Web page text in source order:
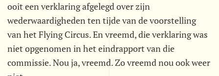
ooit een verklaring afgelegd over zijn
wederwaardigheden ten tijde van de voorstelling
van het Flying Circus. En vreemd, die verklaring was
niet opgenomen in het eindrapport van die
commissie. Nou ja, vreemd. Zo vreemd nou ook weer